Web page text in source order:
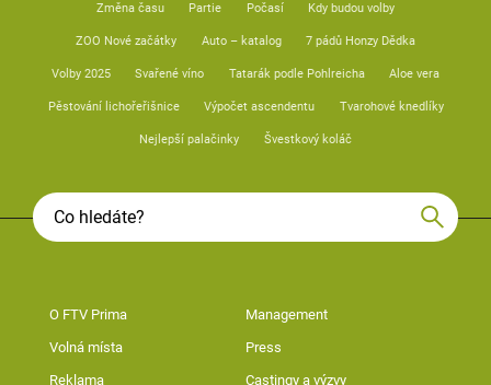
Změna času Partie Počasí Kdy budou volby
ZOO Nové začátky Auto – katalog 7 pádů Honzy Dědka
Volby 2025 Svařené víno Tatarák podle Pohlreicha Aloe vera
Pěstování lichořeřišnice Výpočet ascendentu Tvarohové knedlíky
Nejlepší palačinky Švestkový koláč
O FTV Prima Management
Volná místa Press
Reklama Castingy a výzvy